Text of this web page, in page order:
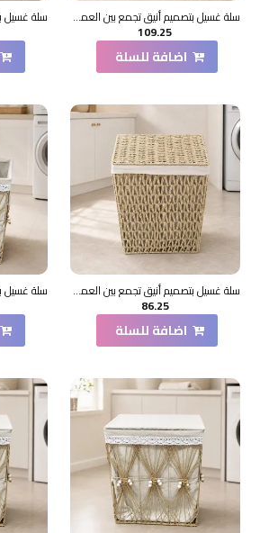
سلة غسيل بتصميم أنيق تجمع بين العملية والطابع الديكوري
109.25
اضافة للسلة
سلة غسيل بتصميم أنيق تجمع بين العملية والطابع الديكوري
86.25
اضافة للسلة